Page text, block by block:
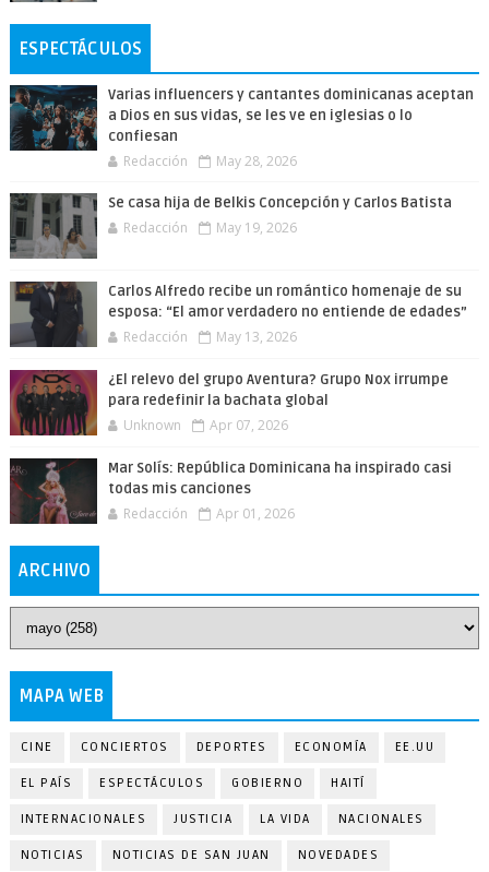
ESPECTÁCULOS
Varias influencers y cantantes dominicanas aceptan
a Dios en sus vidas, se les ve en iglesias o lo
confiesan
Redacción May 28, 2026
Se casa hija de Belkis Concepción y Carlos Batista
Redacción May 19, 2026
Carlos Alfredo recibe un romántico homenaje de su
esposa: “El amor verdadero no entiende de edades”
Redacción May 13, 2026
¿El relevo del grupo Aventura? Grupo Nox irrumpe
para redefinir la bachata global
Unknown Apr 07, 2026
Mar Solís: República Dominicana ha inspirado casi
todas mis canciones
Redacción Apr 01, 2026
ARCHIVO
MAPA WEB
CINE CONCIERTOS DEPORTES ECONOMÍA EE.UU
EL PAÍS ESPECTÁCULOS GOBIERNO HAITÍ
INTERNACIONALES JUSTICIA LA VIDA NACIONALES
NOTICIAS NOTICIAS DE SAN JUAN NOVEDADES